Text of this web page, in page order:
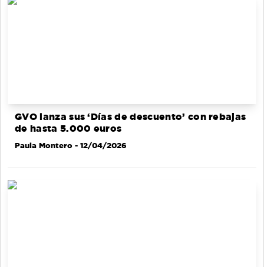
GVO lanza sus ‘Días de descuento’ con rebajas
de hasta 5.000 euros
Paula Montero - 12/04/2026